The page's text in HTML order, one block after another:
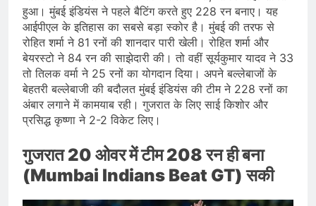
हुआ। मुंबई इंडियंस ने पहले बैटिंग करते हुए 228 रन बनाए। यह
आईपीएल के इतिहास का सबसे बड़ा स्कोर है। मुंबई की तरफ से
रोहित शर्मा ने 81 रनों की शानदार पारी खेली। रोहित शर्मा और
बेयरस्टो ने 84 रन की साझेदारी की। तो वहीं सूर्यकुमार यादव ने 33
तो तिलक वर्मा ने 25 रनों का योगदान दिया। अपने बल्लेबाजों के
बेहतरी बल्लेबाजी की बदौलत मुंबई इंडियंस की टीम ने 228 रनों का
अंबार लगाने में कामयाब रही। गुजरात के लिए साई किशोर और
प्रसिद्ध कृष्णा ने 2-2 विकेट लिए।
गुजरात 20 ओवर में टीम 208 रन ही बना
(Mumbai Indians Beat GT) सकी